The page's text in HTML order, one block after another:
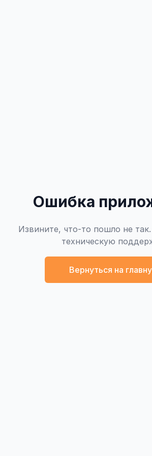
Ошибка
Извините, что-то пошло не
техническую
Вернуться на